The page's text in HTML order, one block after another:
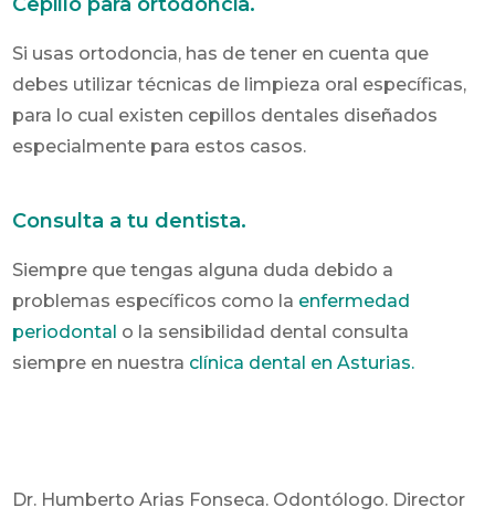
Si usas ortodoncia, has de tener en cuenta que
debes utilizar técnicas de limpieza oral específicas,
para lo cual existen cepillos dentales diseñados
especialmente para estos casos.
Consulta a tu dentista.
Siempre que tengas alguna duda debido a
problemas específicos como la enfermedad
periodontal o la sensibilidad dental consulta
siempre en nuestra clínica dental en Asturias.
Dr. Humberto Arias Fonseca. Odontólogo. Director